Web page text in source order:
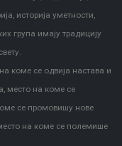
историја уметности,
група имају традицију
коме се одвија настава и
место на коме се
се промовишу нове
на коме се полемише